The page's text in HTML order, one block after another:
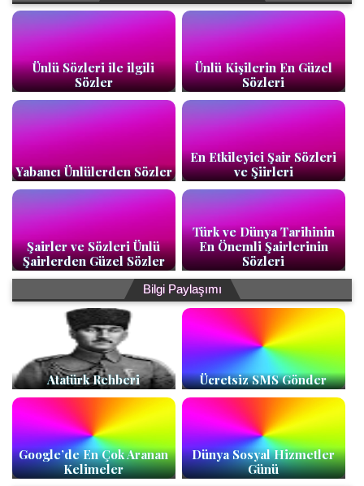
Ünlü Sözleri ile ilgili
Sözler
Ünlü Kişilerin En Güzel
Sözleri
Yabancı Ünlülerden Sözler
En Etkileyici Şair Sözleri
ve Şiirleri
Şairler ve Sözleri Ünlü
Şairlerden Güzel Sözler
Türk ve Dünya Tarihinin
En Önemli Şairlerinin
Sözleri
Bilgi Paylaşımı
Atatürk Rehberi Ücretsiz SMS Gönder
Google’de En Çok Aranan
Kelimeler
Dünya Sosyal Hizmetler
Günü